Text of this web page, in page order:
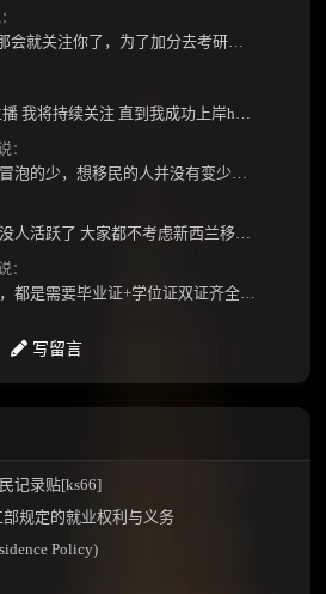
：
：
写留言
记录贴[ks66]
规定的就业权利与义务
Policy)